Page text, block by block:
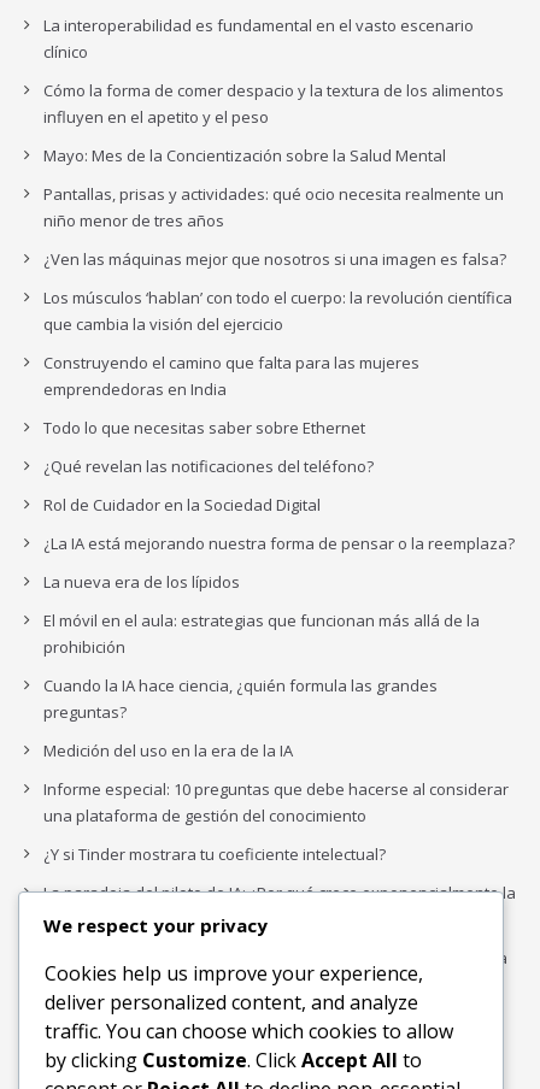
La interoperabilidad es fundamental en el vasto escenario
clínico
Cómo la forma de comer despacio y la textura de los alimentos
influyen en el apetito y el peso
Mayo: Mes de la Concientización sobre la Salud Mental
Pantallas, prisas y actividades: qué ocio necesita realmente un
niño menor de tres años
¿Ven las máquinas mejor que nosotros si una imagen es falsa?
Los músculos ‘hablan’ con todo el cuerpo: la revolución científica
que cambia la visión del ejercicio
Construyendo el camino que falta para las mujeres
emprendedoras en India
Todo lo que necesitas saber sobre Ethernet
¿Qué revelan las notificaciones del teléfono?
Rol de Cuidador en la Sociedad Digital
¿La IA está mejorando nuestra forma de pensar o la reemplaza?
La nueva era de los lípidos
El móvil en el aula: estrategias que funcionan más allá de la
prohibición
Cuando la IA hace ciencia, ¿quién formula las grandes
preguntas?
Medición del uso en la era de la IA
Informe especial: 10 preguntas que debe hacerse al considerar
una plataforma de gestión del conocimiento
¿Y si Tinder mostrara tu coeficiente intelectual?
La paradoja del piloto de IA: ¿Por qué crece exponencialmente la
complejidad de la IA empresarial?
Los organigramas de marketing se crearon para los canales. La
IA acaba de dejarlos obsoletos.
Buscar
We respect your privacy
Cookies help us improve your experience,
deliver personalized content, and analyze
traffic. You can choose which cookies to allow
by clicking Customize. ClickAccept All to